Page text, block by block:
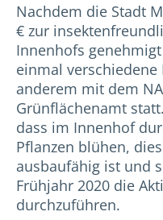
Nachdem die Stadt
€ zur
Innenhofs
einmal
anderem mit dem
Grünflächenamt
dass im Innenhof
Pflanzen blühen,
ausbaufähig ist und
Frühjahr 2020 die
durchzuführen.